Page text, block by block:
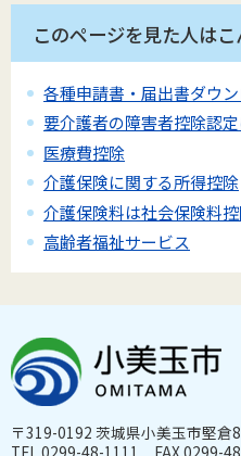
このページを見た人は
各種申請書・届出書ダウ
要介護者の障害者控除認
医療費控除
介護保険に関する所得控除
介護保険料は社会保険料
高齢者福祉サービス
〒319-0192 茨城県小美玉市堅倉
TEL 0299-48-1111 FAX 0299-